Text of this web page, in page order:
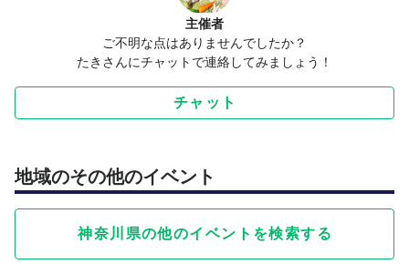
主催者
ご不明な点はありませんでしたか？
たきさんにチャットで連絡してみましょう！
チャット
地域のその他のイベント
神奈川県の他のイベントを検索する